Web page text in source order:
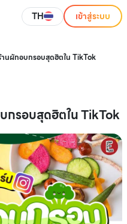
TH เข้าสู่ระบบ
นผักอบกรอบสุดฮิตใน TikTok
กรอบสุดฮิตใน TikTok